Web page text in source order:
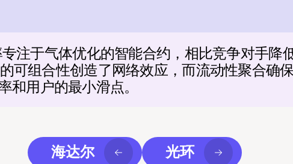
注于气体优化的智能合约，相比竞争对手降
可组合性创造了网络效应，而流动性聚合确
和用户的最小滑点。
海达尔 光环